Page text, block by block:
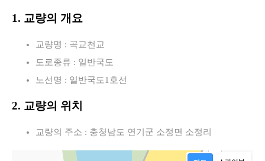
1. 교량의 개요
교량명 : 곡교천교
도로종류 : 일반국도
노선명 : 일반국도1호선
2. 교량의 위치
교량의 주소 : 충청남도 연기군 소정면 소정리